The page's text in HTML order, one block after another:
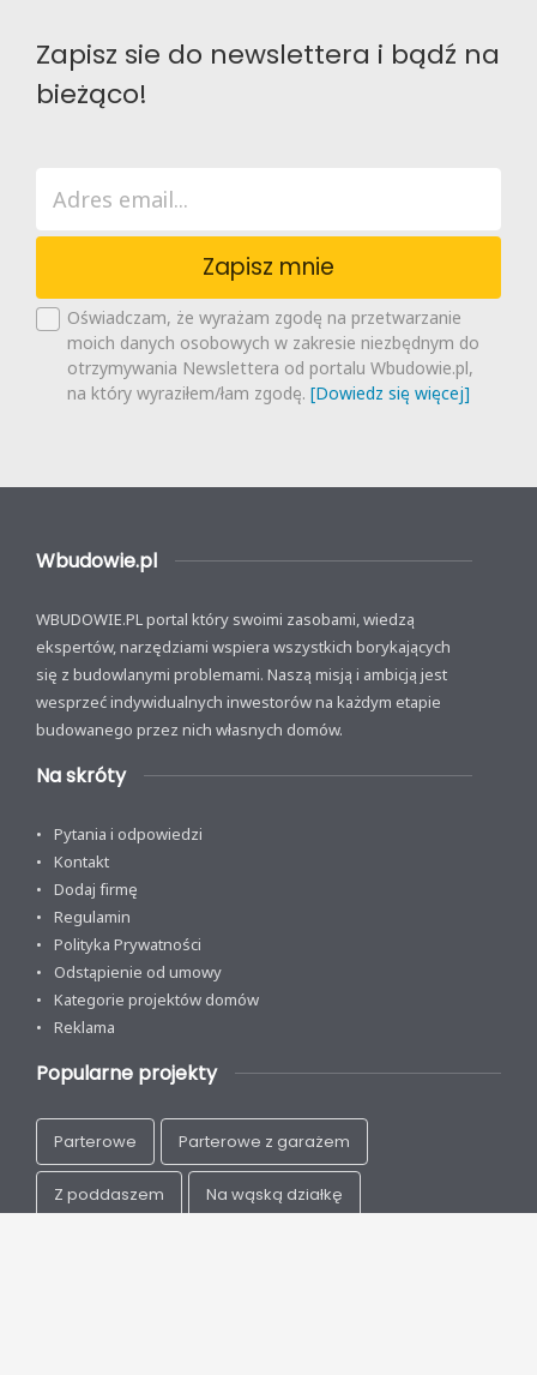
Zapisz sie do newslettera i bądź na
bieżąco!
Zapisz mnie
Oświadczam, że wyrażam zgodę na przetwarzanie
moich danych osobowych w zakresie niezbędnym do
otrzymywania Newslettera od portalu Wbudowie.pl,
na który wyraziłem/łam zgodę. [Dowiedz się więcej]
Wbudowie.pl
WBUDOWIE.PL portal który swoimi zasobami, wiedzą
ekspertów, narzędziami wspiera wszystkich borykających
się z budowlanymi problemami. Naszą misją i ambicją jest
wesprzeć indywidualnych inwestorów na każdym etapie
budowanego przez nich własnych domów.
Na skróty
Pytania i odpowiedzi
Kontakt
Dodaj firmę
Regulamin
Polityka Prywatności
Odstąpienie od umowy
Kategorie projektów domów
Reklama
Popularne projekty
Parterowe Parterowe z garażem
Z poddaszem Na wąską działkę